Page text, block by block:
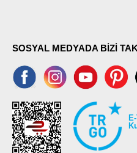
SOSYAL MEDYADA BİZİ